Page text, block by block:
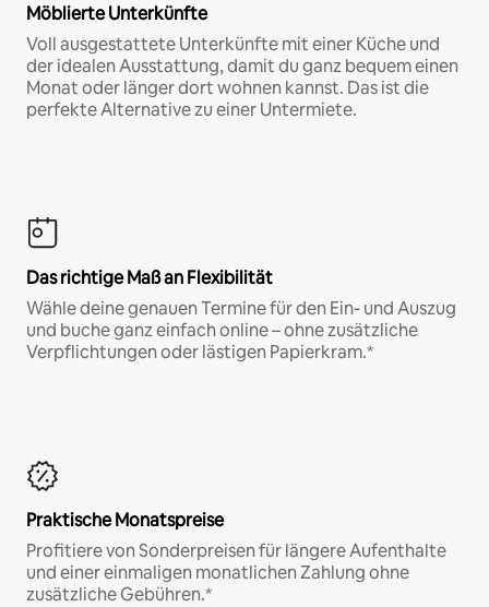
Möblierte Unterkünfte
Voll ausgestattete Unterkünfte mit einer Küche und
der idealen Ausstattung, damit du ganz bequem einen
Monat oder länger dort wohnen kannst. Das ist die
perfekte Alternative zu einer Untermiete.
Das richtige Maß an Flexibilität
Wähle deine genauen Termine für den Ein- und Auszug
und buche ganz einfach online – ohne zusätzliche
Verpflichtungen oder lästigen Papierkram.*
Praktische Monatspreise
Profitiere von Sonderpreisen für längere Aufenthalte
und einer einmaligen monatlichen Zahlung ohne
zusätzliche Gebühren.*